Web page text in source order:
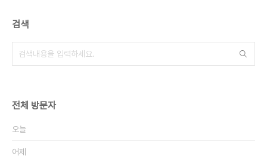
검색
전체 방문자
오늘
어제